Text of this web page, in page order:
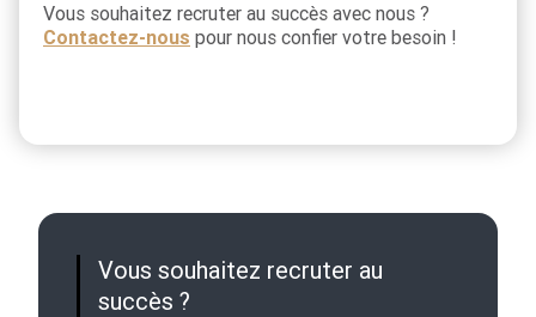
Vous souhaitez recruter au succès avec nous ?
Contactez-nous pour nous confier votre besoin !
Vous souhaitez recruter au
succès ?